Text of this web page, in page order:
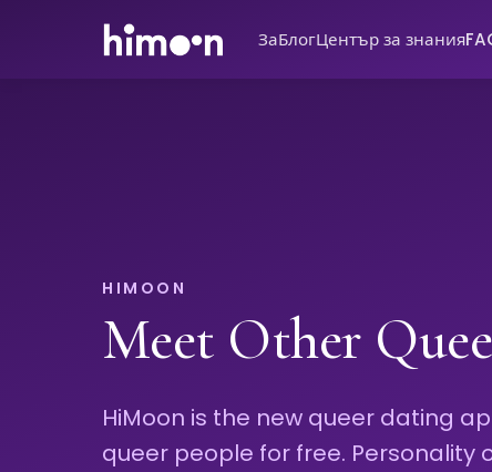
ЗаБлогЦентър за знания
HIMOON
Meet Other
HiMoon is the new queer dating
queer people for free. Personality